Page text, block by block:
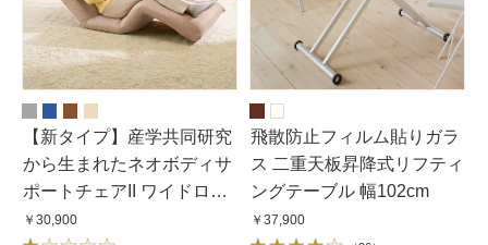
【新タイプ】産学共同研究
から生まれたネオボディサ
ポートチェアII ワイドロン
グ・幅67cm
￥30,900
飛散防止フィルム貼りガラ
ス 二重天板昇降式リフティ
ングテーブル 幅102cm
￥37,900